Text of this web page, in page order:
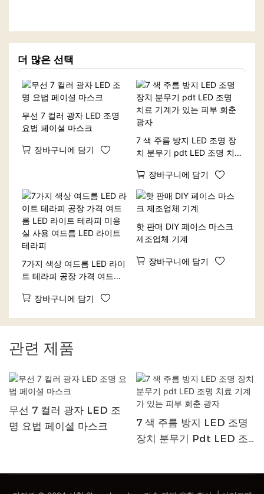
더 많은 선택
무선 7 컬러 광자 LED 조명
요법 페이셜 마스크
장바구니에 담기
7 색 주름 방지 LED 조명 장
치 분무기 pdt LED 조명 치
자 장바구니에 담기
7가지 색상 여드름 LED 라이
트 테라피 공장 가격 여드름
사용 여드름 LED 라이트 테
장바구니에 담기
핫 판매 DIY 페이스 마스크
제조업체 기계
장바구니에 담기
관련 제품
무선 7 컬러 광자 LED 조
명 요법 페이셜 마스크
7 색 주름 방지 LED 조명
장치 분무기 Pdt LED 조
회춘 광자